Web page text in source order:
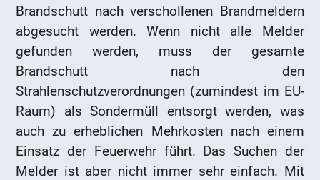
Brandschutt nach verschollenen Brandmeldern
abgesucht werden. Wenn nicht alle Melder
gefunden werden, muss der gesamte
Brandschutt nach den
Strahlenschutzverordnungen (zumindest im EU-
Raum) als Sondermüll entsorgt werden, was
auch zu erheblichen Mehrkosten nach einem
Einsatz der Feuerwehr führt. Das Suchen der
Melder ist aber nicht immer sehr einfach. Mit